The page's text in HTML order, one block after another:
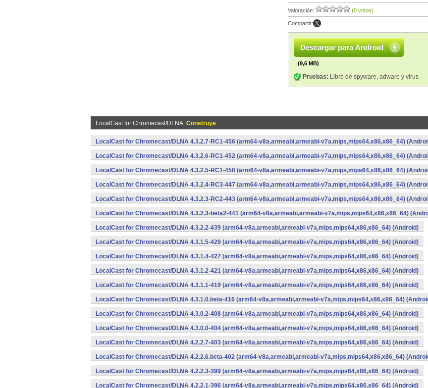
Valoración: (0 votos)
Compartir:
Descargar para Android
(9,6 MB)
Pruebas: Libre de spyware, adware y virus
LocalCast for Chromecast/DLNA Construye
LocalCast for Chromecast/DLNA 4.3.2.7-RC1-456 (arm64-v8a,armeabi,armeabi-v7a,mips,mips64,x86,x86_64)
LocalCast for Chromecast/DLNA 4.3.2.6-RC1-452 (arm64-v8a,armeabi,armeabi-v7a,mips,mips64,x86,x86_64)
LocalCast for Chromecast/DLNA 4.3.2.5-RC1-450 (arm64-v8a,armeabi,armeabi-v7a,mips,mips64,x86,x86_64)
LocalCast for Chromecast/DLNA 4.3.2.4-RC3-447 (arm64-v8a,armeabi,armeabi-v7a,mips,mips64,x86,x86_64)
LocalCast for Chromecast/DLNA 4.3.2.3-RC2-443 (arm64-v8a,armeabi,armeabi-v7a,mips,mips64,x86,x86_64)
LocalCast for Chromecast/DLNA 4.3.2.3-beta2-441 (arm64-v8a,armeabi,armeabi-v7a,mips,mips64,x86,x86_64)
LocalCast for Chromecast/DLNA 4.3.2.2-439 (arm64-v8a,armeabi,armeabi-v7a,mips,mips64,x86,x86_64) (Android)
LocalCast for Chromecast/DLNA 4.3.1.5-429 (arm64-v8a,armeabi,armeabi-v7a,mips,mips64,x86,x86_64) (Android)
LocalCast for Chromecast/DLNA 4.3.1.4-427 (arm64-v8a,armeabi,armeabi-v7a,mips,mips64,x86,x86_64) (Android)
LocalCast for Chromecast/DLNA 4.3.1.2-421 (arm64-v8a,armeabi,armeabi-v7a,mips,mips64,x86,x86_64) (Android)
LocalCast for Chromecast/DLNA 4.3.1.1-419 (arm64-v8a,armeabi,armeabi-v7a,mips,mips64,x86,x86_64) (Android)
LocalCast for Chromecast/DLNA 4.3.1.0.beta-416 (arm64-v8a,armeabi,armeabi-v7a,mips,mips64,x86,x86_64)
LocalCast for Chromecast/DLNA 4.3.0.2-408 (arm64-v8a,armeabi,armeabi-v7a,mips,mips64,x86,x86_64) (Android)
LocalCast for Chromecast/DLNA 4.3.0.0-404 (arm64-v8a,armeabi,armeabi-v7a,mips,mips64,x86,x86_64) (Android)
LocalCast for Chromecast/DLNA 4.2.2.7-403 (arm64-v8a,armeabi,armeabi-v7a,mips,mips64,x86,x86_64) (Android)
LocalCast for Chromecast/DLNA 4.2.2.6.beta-402 (arm64-v8a,armeabi,armeabi-v7a,mips,mips64,x86,x86_64)
LocalCast for Chromecast/DLNA 4.2.2.3-399 (arm64-v8a,armeabi,armeabi-v7a,mips,mips64,x86,x86_64) (Android)
LocalCast for Chromecast/DLNA 4.2.2.1-396 (arm64-v8a,armeabi,armeabi-v7a,mips,mips64,x86,x86_64) (Android)